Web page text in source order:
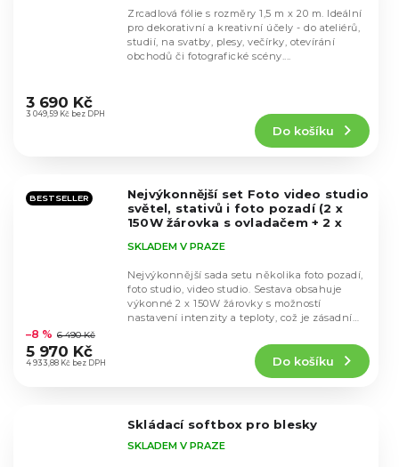
hodnocení
produktu
hvězdiček.
3 049,59 Kč bez DPH
3 690 Kč
Do košíku
Zrcadlová fólie s rozměry 1,5 m x 20 m. Ideální
pro dekorativní a kreativní účely - do ateliérů,
studií, na svatby, plesy, večírky, otevírání
obchodů či fotografické scény....
BESTSELLER
Nejvýkonnější set Foto video studio
světel, stativů i foto pozadí (2 x
150W žárovka s ovladačem + 2 x
hodnocení
produktu
je
SKLADEM V PRAZE
4 933,88 Kč bez DPH
–8 % 6 490 Kč
5 970 Kč
Do košíku
Nejvýkonnější sada setu několika foto pozadí,
foto studio, video studio. Sestava obsahuje
výkonné 2 x 150W žárovky s možností
nastavení intenzity a teploty, což je zásadní
Skládací softbox pro blesky
SKLADEM V PRAZE